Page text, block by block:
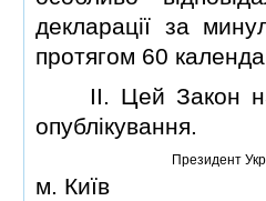
декларацiї за
протягом 60
II. Цей Закон
опублiкування.
Президент
м. Київ